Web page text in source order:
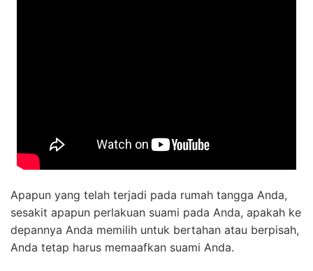
Apapun yang telah terjadi pada rumah tangga Anda,
sesakit apapun perlakuan suami pada Anda, apakah ke
depannya Anda memilih untuk bertahan atau berpisah,
Anda tetap harus memaafkan suami Anda.